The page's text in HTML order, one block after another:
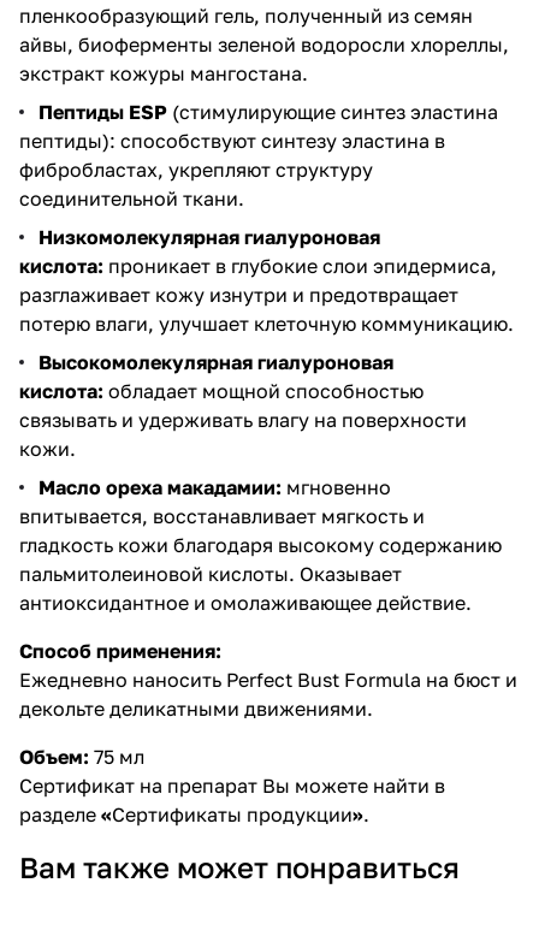
пленкообразующий гель, полученный из семян
айвы, биоферменты зеленой водоросли хлореллы,
экстракт кожуры мангостана.
Пептиды ESP (стимулирующие синтез эластина
пептиды): способствуют синтезу эластина в
фибробластах, укрепляют структуру
соединительной ткани.
Низкомолекулярная гиалуроновая
кислота: проникает в глубокие слои эпидермиса,
разглаживает кожу изнутри и предотвращает
потерю влаги, улучшает клеточную коммуникацию.
Высокомолекулярная гиалуроновая
кислота: обладает мощной способностью
связывать и удерживать влагу на поверхности
кожи.
Масло ореха макадамии: мгновенно
впитывается, восстанавливает мягкость и
гладкость кожи благодаря высокому содержанию
пальмитолеиновой кислоты. Оказывает
антиоксидантное и омолаживающее действие.
Способ применения:
Ежедневно наносить Perfect Bust Formula на бюст и
декольте деликатными движениями.
Объем: 75 мл
Сертификат на препарат Вы можете найти в
разделе «Сертификаты продукции».
Вам также может понравиться